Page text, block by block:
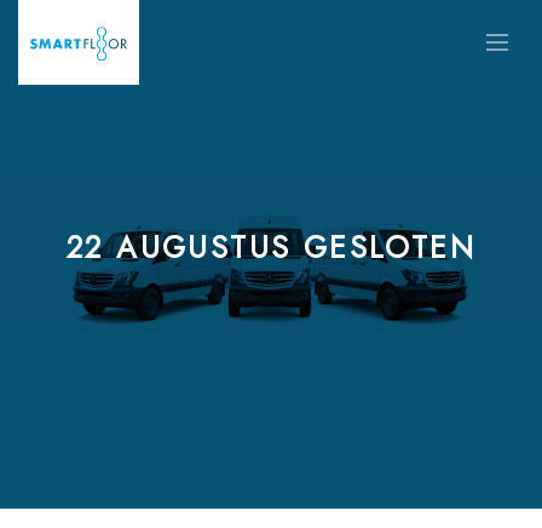
22 AUGUSTUS GESLOTEN